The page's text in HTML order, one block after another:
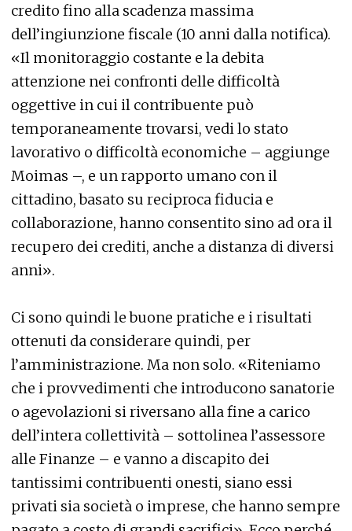
credito fino alla scadenza massima
dell’ingiunzione fiscale (10 anni dalla notifica).
«Il monitoraggio costante e la debita
attenzione nei confronti delle difficoltà
oggettive in cui il contribuente può
temporaneamente trovarsi, vedi lo stato
lavorativo o difficoltà economiche – aggiunge
Moimas –, e un rapporto umano con il
cittadino, basato su reciproca fiducia e
collaborazione, hanno consentito sino ad ora il
recupero dei crediti, anche a distanza di diversi
anni».
Ci sono quindi le buone pratiche e i risultati
ottenuti da considerare quindi, per
l’amministrazione. Ma non solo. «Riteniamo
che i provvedimenti che introducono sanatorie
o agevolazioni si riversano alla fine a carico
dell’intera collettività – sottolinea l’assessore
alle Finanze – e vanno a discapito dei
tantissimi contribuenti onesti, siano essi
privati sia società o imprese, che hanno sempre